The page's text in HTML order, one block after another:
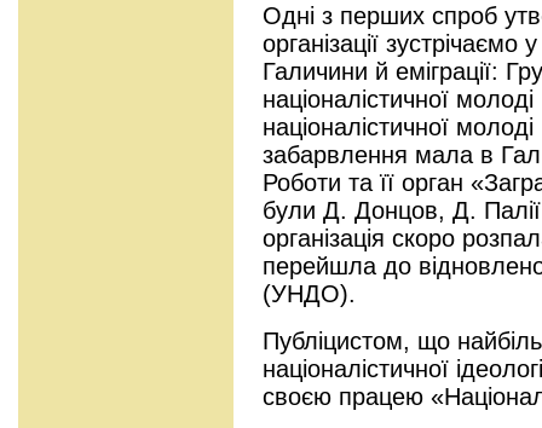
Одні з перших спроб
організації
Галичини й еміграції:
націоналістичної
націоналістичної
забарвлення мала в
Роботи та її орган
були Д. Донцов, Д.
організація скоро
перейшла до
(УНДО).
Публіцистом, що
націоналістичної
своєю працею